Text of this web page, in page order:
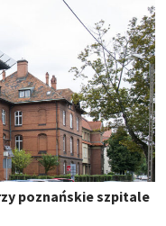
poznańskie szpitale